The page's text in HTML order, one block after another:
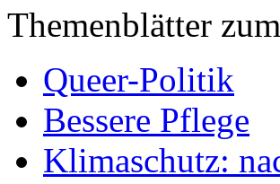
Themenblätter
Queer-Politik
Bessere Pflege
Klimaschutz: